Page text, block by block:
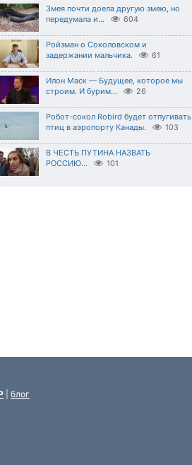
Змея почти доела другую змею, но
передумала и...
604
Ройзман о Соколовском и
задержании мальчика.
61
Илон Маск — Будущее, которое мы
строим. И бурим...
26
Робот-сокол Robird будет отпугивать
птиц в аэропорту Канады.
103
В ЧЕСТЬ ПУТИНА НАЗВАТЬ
РОССИЮ...
101
блог